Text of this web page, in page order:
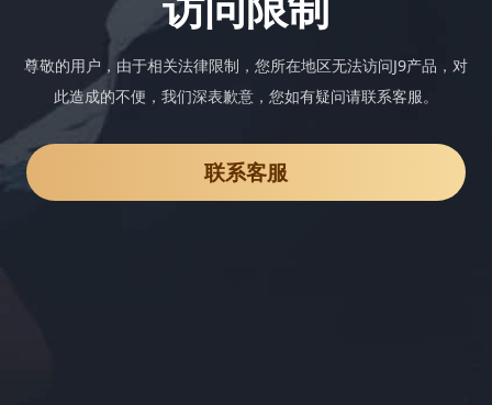
尊敬的用户，由于相关法律限制，您所在地区无法访问J9产品，对
此造成的不便，我们深表歉意，您如有疑问请联系客服。
联系客服